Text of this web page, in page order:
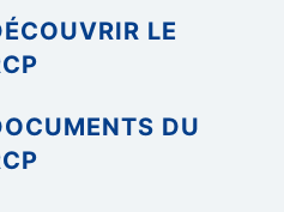
LE
DU